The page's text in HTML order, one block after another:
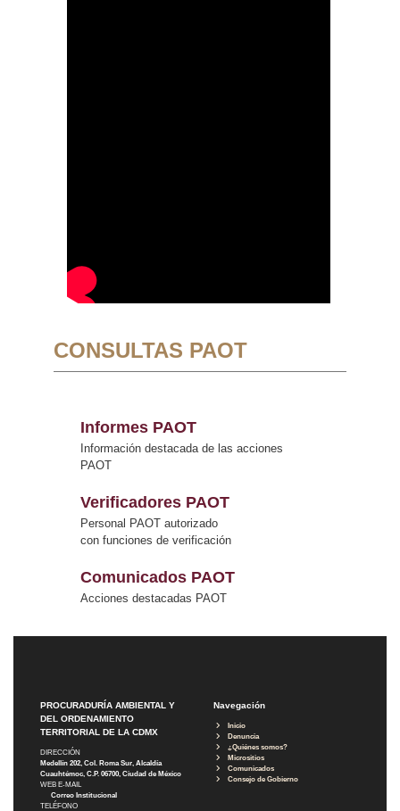
CONSULTAS PAOT
Informes PAOT
Información destacada de las acciones
PAOT
Verificadores PAOT
Personal PAOT autorizado
con funciones de verificación
Comunicados PAOT
Acciones destacadas PAOT
PROCURADURÍA AMBIENTAL Y
DEL ORDENAMIENTO
TERRITORIAL DE LA CDMX
DIRECCIÓN
Medellín 202, Col. Roma Sur, Alcaldía
Cuauhtémoc, C.P. 06700, Ciudad de México
WEB E-MAIL
Correo Institucional
TELÉFONO
Navegación
Inicio
Denuncia
¿Quiénes somos?
Micrositios
Comunicados
Consejo de Gobierno